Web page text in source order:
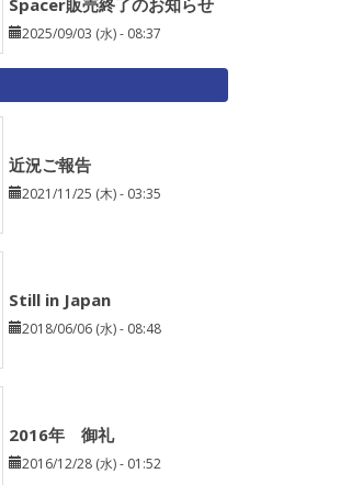
2025/09/03 (水) - 08:37
近況ご報告
2021/11/25 (木) - 03:35
Still in Japan
2018/06/06 (水) - 08:48
2016年 御礼
2016/12/28 (水) - 01:52